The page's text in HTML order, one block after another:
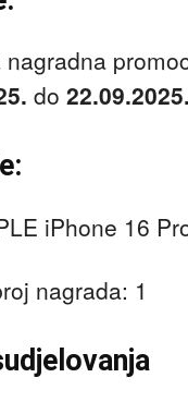
do 22.09.2025.
iPhone 16
nagrada: 1